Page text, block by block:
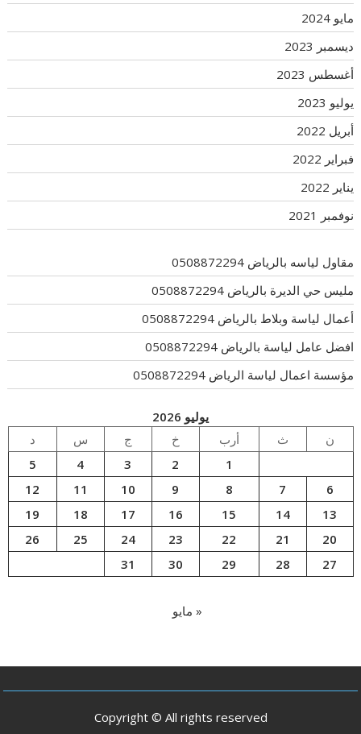
مايو 2024
ديسمبر 2023
أغسطس 2023
يوليو 2023
أبريل 2022
فبراير 2022
يناير 2022
نوفمبر 2021
مقاول لياسه بالرياض 0508872294
مليس حي الديرة بالرياض 0508872294
أعمال لياسة وبلاط بالرياض 0508872294
افضل عامل لياسة بالرياض 0508872294
مؤسسة اعمال لياسة الرياض 0508872294
يوليو 2026
ن
ث أرب خ ج س
د
1
2
3
4
5
6
7
8
9
10
11
12
13
14
15
16
17
18
19
20
21
22
23
24
25
26
27
28
29
30
31
« مايو
Copyright © All rights reserved